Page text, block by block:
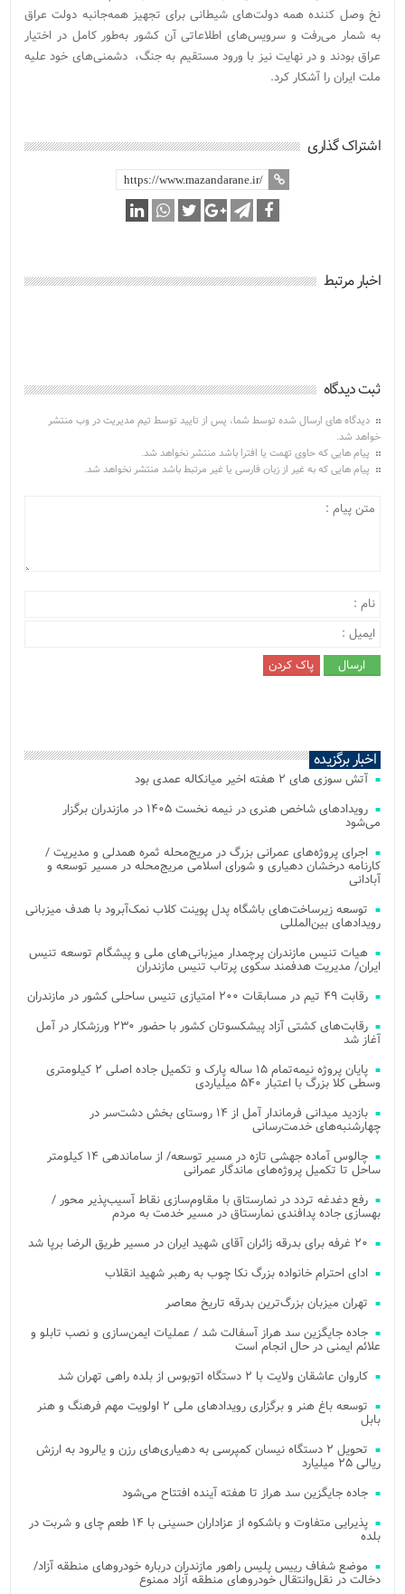
نخ وصل کننده همه دولت‌های شیطانی برای تجهیز همه‌جانبه دولت عراق
به شمار می‌رفت و سرویس‌های اطلاعاتی آن کشور به‌طور کامل در اختیار
عراق بودند و در نهایت نیز با ورود مستقیم به جنگ، دشمنی‌های خود علیه
ملت ایران را آشکار کرد.
اشتراک گذاری
اخبار مرتبط
ثبت دیدگاه
دیدگاه های ارسال شده توسط شما، پس از تایید توسط تیم مدیریت در وب منتشر
خواهد شد.
پیام هایی که حاوی تهمت یا افترا باشد منتشر نخواهد شد.
پیام هایی که به غیر از زبان فارسی یا غیر مرتبط باشد منتشر نخواهد شد.
اخبار برگزیده
آتش‌ سوزی‌ های ۲ هفته اخیر میانکاله عمدی بود
رویدادهای شاخص هنری در نیمه نخست ۱۴۰۵ در مازندران برگزار
می‌شود
اجرای پروژه‌های عمرانی بزرگ در مریج‌محله ثمره همدلی و مدیریت /
کارنامه درخشان دهیاری و شورای اسلامی مریج‌محله در مسیر توسعه و
آبادانی
توسعه زیرساخت‌های باشگاه پدل پوینت کلاب نمک‌آبرود با هدف میزبانی
رویدادهای بین‌المللی
هیات تنیس مازندران پرچمدار میزبانی‌های ملی و پیشگام توسعه تنیس
ایران/ مدیریت هدفمند سکوی پرتاب تنیس مازندران
رقابت ۴۹ تیم در مسابقات ۲۰۰ امتیازی تنیس ساحلی کشور در مازندران
رقابت‌های کشتی آزاد پیشکسوتان کشور با حضور ۲۳۰ ورزشکار در آمل
آغاز شد
پایان پروژه نیمه‌تمام ۱۵ ساله پارک و تکمیل جاده اصلی ۲ کیلومتری
وسطی کلا بزرگ با اعتبار ۵۴۰ میلیاردی
بازدید میدانی فرماندار آمل از ۱۴ روستای بخش دشت‌سر در
چهارشنبه‌های خدمت‌رسانی
چالوس آماده جهشی تازه در مسیر توسعه/ از ساماندهی ۱۴ کیلومتر
ساحل تا تکمیل پروژه‌های ماندگار عمرانی
رفع دغدغه تردد در نمارستاق با مقاوم‌سازی نقاط آسیب‌پذیر محور /
بهسازی جاده پدافندی نمارستاق در مسیر خدمت به مردم
۲۰ غرفه برای بدرقه زائران آقای شهید ایران در مسیر طریق الرضا برپا شد
ادای احترام خانواده بزرگ نکا چوب به رهبر شهید انقلاب
تهران میزبان بزرگ‌ترین بدرقه تاریخ معاصر
جاده جایگزین سد هراز آسفالت شد / عملیات ایمن‌سازی و نصب تابلو و
علائم ایمنی در حال انجام است
کاروان عاشقان ولایت با ۲ دستگاه اتوبوس از بلده راهی تهران شد
توسعه باغ هنر و برگزاری رویدادهای ملی ۲ اولویت مهم فرهنگ و هنر
بابل
تحویل ۲ دستگاه نیسان کمپرسی به دهیاری‌های رزن و یالرود به ارزش
ریالی ۲۵ میلیارد
جاده جایگزین سد هراز تا هفته آینده افتتاح می‌شود
پذیرایی متفاوت و باشکوه از عزاداران حسینی با ۱۴ طعم چای و شربت در
بلده
موضع شفاف رییس پلیس راهور مازندران درباره خودروهای منطقه آزاد/
دخالت در نقل‌وانتقال خودروهای منطقه آزاد ممنوع